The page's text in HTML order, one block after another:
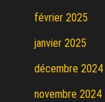
février 2025
janvier 2025
décembre 2024
novembre 2024